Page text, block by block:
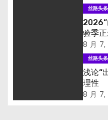
丝路头条
2026“
验季
8 月 7,
丝路头条
浅论“
理性
8 月 7,